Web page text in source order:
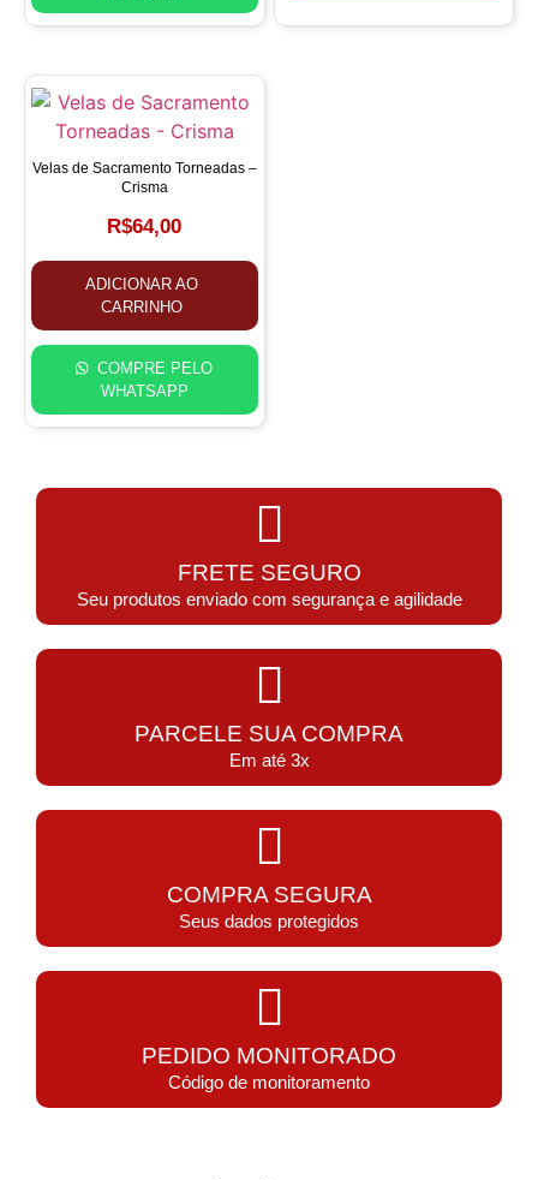
Velas de Sacramento Torneadas –
Crisma
R$64,00
ADICIONAR AO
CARRINHO
COMPRE PELO
WHATSAPP
FRETE SEGURO
Seu produtos enviado com segurança e agilidade
PARCELE SUA COMPRA
Em até 3x
COMPRA SEGURA
Seus dados protegidos
PEDIDO MONITORADO
Código de monitoramento